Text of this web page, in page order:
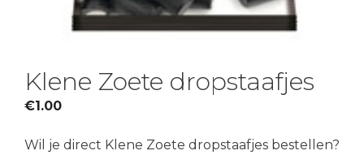
Klene Zoete dropstaafjes
€1.00
Wil je direct Klene Zoete dropstaafjes bestellen?